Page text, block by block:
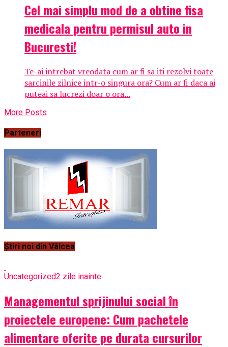
Cel mai simplu mod de a obtine fisa
medicala pentru permisul auto in
Bucuresti!
Te-ai intrebat vreodata cum ar fi sa iti rezolvi toate
sarcinile zilnice intr-o singura ora? Cum ar fi daca ai
puteai sa lucrezi doar o ora...
More Posts
Parteneri
Știri noi din Vâlcea
Uncategorized2 zile inainte
Managementul sprijinului social în
proiectele europene: Cum pachetele
alimentare oferite pe durata cursurilor